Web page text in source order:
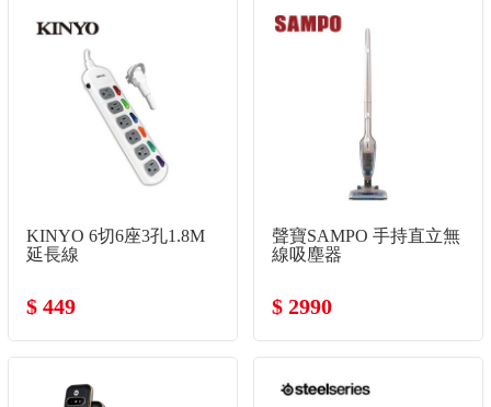
KINYO 6切6座3孔1.8M
延長線
$ 449
聲寶SAMPO 手持直立無
線吸塵器
$ 2990